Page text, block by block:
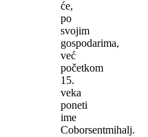
će,
po
svojim
gospodarima,
već
početkom
15.
veka
poneti
ime
Coborsentmihalj.